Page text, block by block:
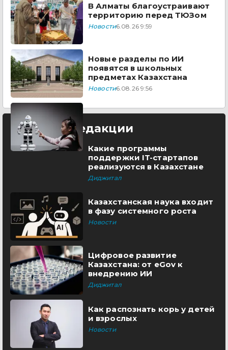
В Алматы благоустраивают
территорию перед ТЮЗом
Новости6.08.26 9:59
Новые разделы по ИИ
появятся в школьных
предметах Казахстана
Новости6.08.26 9:56
Выбор редакции
Какие программы
поддержки IT-стартапов
реализуются в Казахстане
Диджитал
Казахстанская наука входит
в фазу системного роста
Новости
Цифровое развитие
Казахстана: от eGov к
внедрению ИИ
Диджитал
Как распознать корь у детей
и взрослых
Новости